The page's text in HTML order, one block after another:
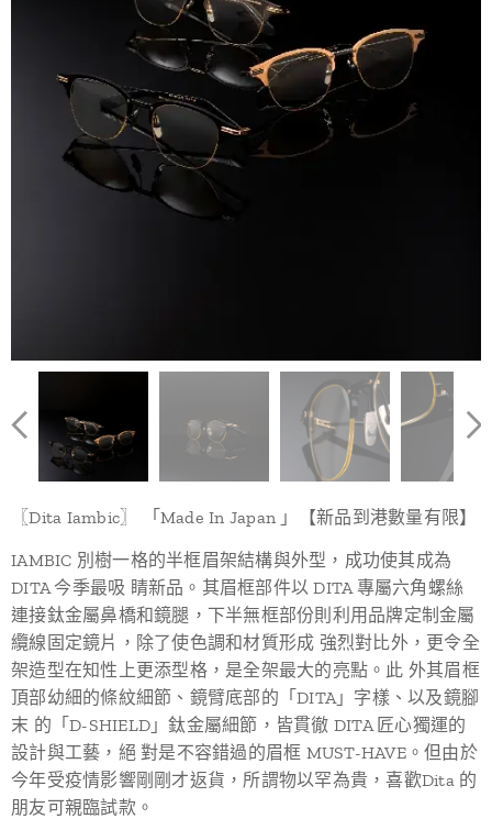
〖Dita Iambic〗 「Made In Japan 」【新品到港數量有限】
IAMBIC 別樹一格的半框眉架結構與外型，成功使其成為
DITA 今季最吸 睛新品。其眉框部件以 DITA 專屬六角螺絲
連接鈦金屬鼻橋和鏡腿，下半無框部份則利用品牌定制金屬
纜線固定鏡片，除了使色調和材質形成 強烈對比外，更令全
架造型在知性上更添型格，是全架最大的亮點。此 外其眉框
頂部幼細的條紋細節、鏡臂底部的「DITA」字樣、以及鏡腳
末 的「D-SHIELD」鈦金屬細節，皆貫徹 DITA 匠心獨運的
設計與工藝，絕 對是不容錯過的眉框 MUST-HAVE。但由於
今年受疫情影響剛剛才返貨，所謂物以罕為貴，喜歡Dita 的
朋友可親臨試款。